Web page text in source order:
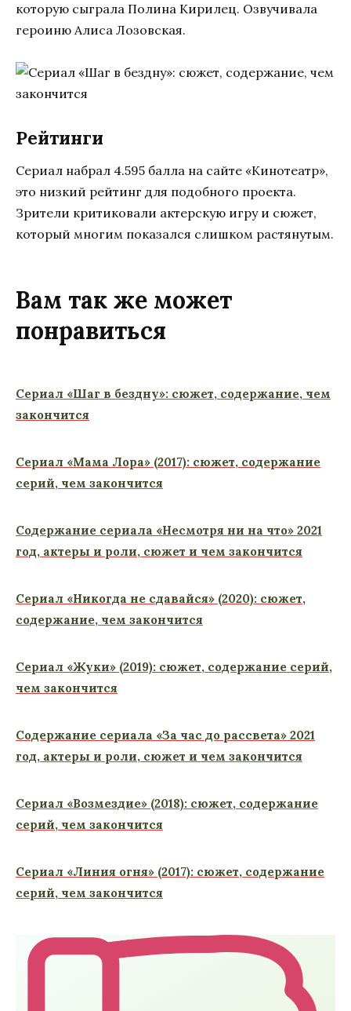
которую сыграла Полина Кирилец. Озвучивала
героиню Алиса Лозовская.
Рейтинги
Сериал набрал 4.595 балла на сайте «Кинотеатр»,
это низкий рейтинг для подобного проекта.
Зрители критиковали актерскую игру и сюжет,
который многим показался слишком растянутым.
Вам так же может
понравиться
Сериал «Шаг в бездну»: сюжет, содержание, чем
закончится
Сериал «Мама Лора» (2017): сюжет, содержание
серий, чем закончится
Содержание сериала «Несмотря ни на что» 2021
год, актеры и роли, сюжет и чем закончится
Сериал «Никогда не сдавайся» (2020): сюжет,
содержание, чем закончится
Сериал «Жуки» (2019): сюжет, содержание серий,
чем закончится
Содержание сериала «За час до рассвета» 2021
год, актеры и роли, сюжет и чем закончится
Сериал «Возмездие» (2018): сюжет, содержание
серий, чем закончится
Сериал «Линия огня» (2017): сюжет, содержание
серий, чем закончится